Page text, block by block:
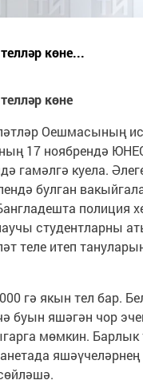
көне...
көне
Оешмасының
17 ноябрендә
гамәлгә куела.
булган
полиция
студентларны
теле итеп
гә якын тел бар.
буын яшәгән чор
мөмкин. Барлык